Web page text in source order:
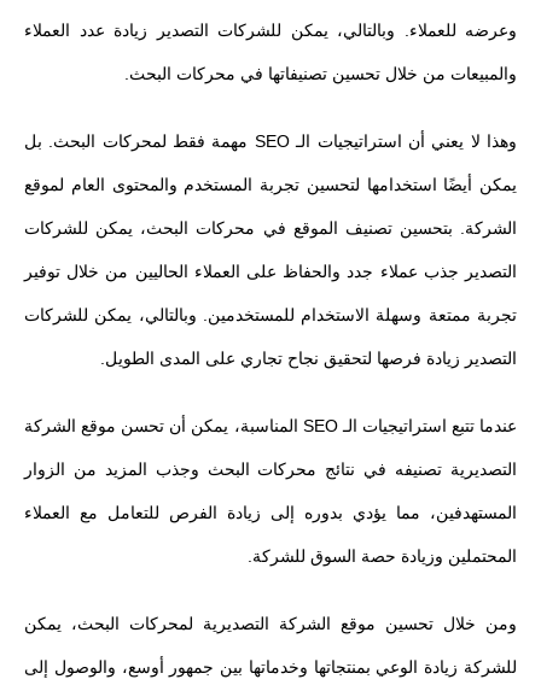
وعرضه للعملاء. وبالتالي، يمكن للشركات التصدير زيادة عدد العملاء
والمبيعات من خلال تحسين تصنيفاتها في محركات البحث.
وهذا لا يعني أن استراتيجيات الـ SEO مهمة فقط لمحركات البحث. بل
يمكن أيضًا استخدامها لتحسين تجربة المستخدم والمحتوى العام لموقع
الشركة. بتحسين تصنيف الموقع في محركات البحث، يمكن للشركات
التصدير جذب عملاء جدد والحفاظ على العملاء الحاليين من خلال توفير
تجربة ممتعة وسهلة الاستخدام للمستخدمين. وبالتالي، يمكن للشركات
التصدير زيادة فرصها لتحقيق نجاح تجاري على المدى الطويل.
عندما تتبع استراتيجيات الـ SEO المناسبة، يمكن أن تحسن موقع الشركة
التصديرية تصنيفه في نتائج محركات البحث وجذب المزيد من الزوار
المستهدفين، مما يؤدي بدوره إلى زيادة الفرص للتعامل مع العملاء
المحتملين وزيادة حصة السوق للشركة.
ومن خلال تحسين موقع الشركة التصديرية لمحركات البحث، يمكن
للشركة زيادة الوعي بمنتجاتها وخدماتها بين جمهور أوسع، والوصول إلى